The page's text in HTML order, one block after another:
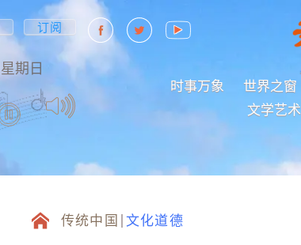
订阅
星期日
时事万象 世界之窗
文学艺术
传统中国 文化道德